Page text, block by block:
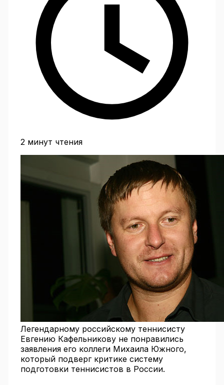
2 минут чтения
Легендарному российскому теннисисту
Евгению Кафельникову не понравились
заявления его коллеги Михаила Южного,
который подверг критике систему
подготовки теннисистов в России.